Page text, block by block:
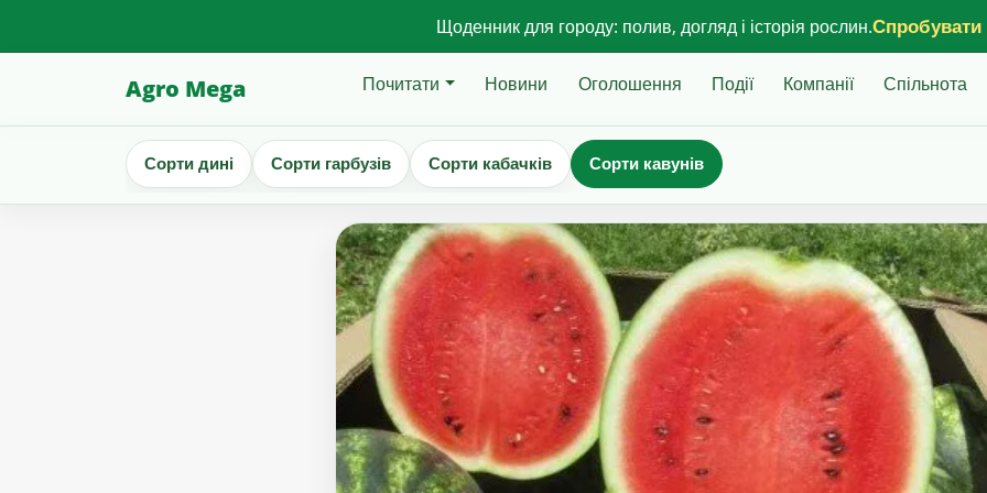
Щоденник для городу: полив, догляд і історія рослин.
Agro Mega Почитати Новини Оголошення Події Компанії Спільнота
Сорти дині Сорти гарбузів Сорти кабачків Сорти кавунів